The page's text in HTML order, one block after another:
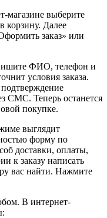
магазине выберите
корзину. Далее
заказ» или
ФИО, телефон и
условия заказа.
подтверждение
СМС. Теперь останется
покупке.
выглядит
форму по
доставки, оплаты,
к заказу написать
вас найти. Нажмите
В интернет-